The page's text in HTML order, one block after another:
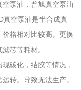
泵油，普旭真空泵油
真空泵油是半合成真
格相对比较高。更换
芯等耗材。
碳化，结胶等情况，
转。导致无法生产。